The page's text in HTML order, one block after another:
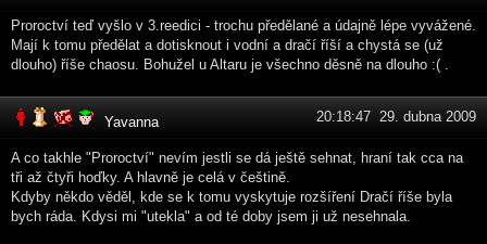
Proroctví teď vyšlo v 3.reedici - trochu předělané a údajně lépe vyvážené.
Mají k tomu předělat a dotisknout i vodní a dračí říší a chystá se (už
dlouho) říše chaosu. Bohužel u Altaru je všechno děsně na dlouho :( .
Yavanna 20:18:47 29. dubna 2009
A co takhle "Proroctví" nevím jestli se dá ještě sehnat, hraní tak cca na
tři až čtyři hoďky. A hlavně je celá v češtině.
Kdyby někdo věděl, kde se k tomu vyskytuje rozšíření Dračí říše byla
bych ráda. Kdysi mi "utekla" a od té doby jsem ji už nesehnala.